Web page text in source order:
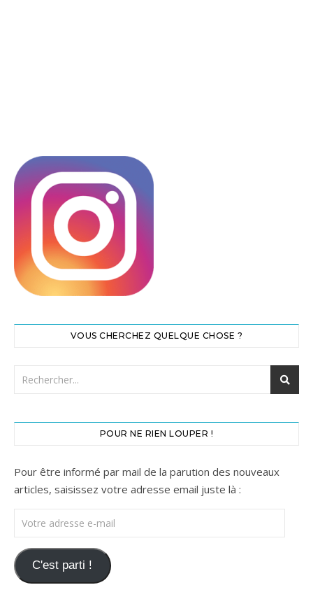
VOUS CHERCHEZ QUELQUE CHOSE ?
POUR NE RIEN LOUPER !
Pour être informé par mail de la parution des nouveaux
articles, saisissez votre adresse email juste là :
Votre adresse e-mail
C'est parti !